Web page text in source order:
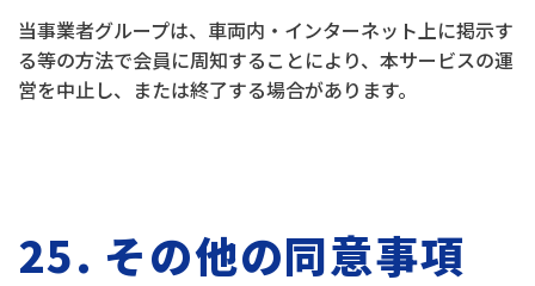
当事業者グループは、車両内・インターネット上に掲示す
る等の方法で会員に周知することにより、本サービスの運
営を中止し、または終了する場合があります。
25. その他の同意事項